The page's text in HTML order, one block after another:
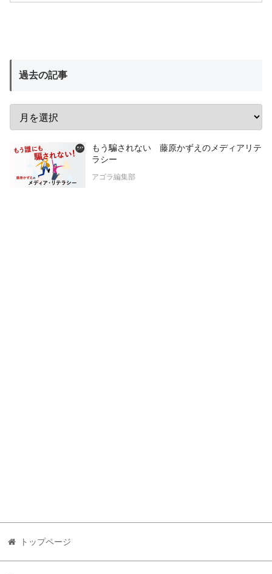
過去の記事
もう騙されない 藤原かずえのメディアリテ
ラシー
アゴラ編集部
トップページ